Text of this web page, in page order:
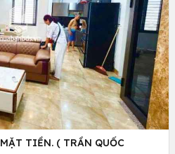
TIỀN. ( TRẦN QUỐC